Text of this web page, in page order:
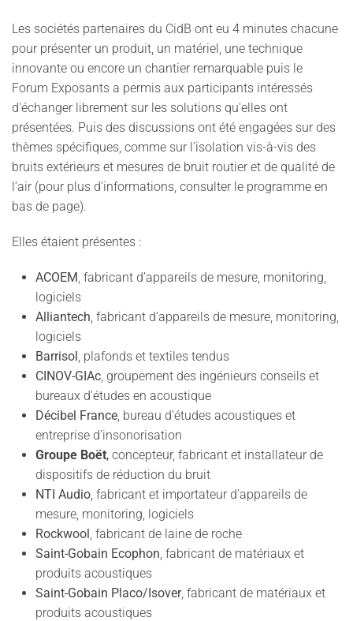
Les sociétés partenaires du CidB ont eu 4 minutes chacune
pour présenter un produit, un matériel, une technique
innovante ou encore un chantier remarquable puis le
Forum Exposants a permis aux participants intéressés
d'échanger librement sur les solutions qu'elles ont
présentées. Puis des discussions ont été engagées sur des
thèmes spécifiques, comme sur l'isolation vis-à-vis des
bruits extérieurs et mesures de bruit routier et de qualité de
l’air (pour plus d'informations, consulter le programme en
bas de page).
Elles étaient présentes :
ACOEM, fabricant d’appareils de mesure, monitoring,
logiciels
Alliantech, fabricant d’appareils de mesure, monitoring,
logiciels
Barrisol, plafonds et textiles tendus
CINOV-GIAc, groupement des ingénieurs conseils et
bureaux d'études en acoustique
Décibel France, bureau d'études acoustiques et
entreprise d'insonorisation
Groupe Boët, concepteur, fabricant et installateur de
dispositifs de réduction du bruit
NTI Audio, fabricant et importateur d’appareils de
mesure, monitoring, logiciels
Rockwool, fabricant de laine de roche
Saint-Gobain Ecophon, fabricant de matériaux et
produits acoustiques
Saint-Gobain Placo/Isover, fabricant de matériaux et
produits acoustiques